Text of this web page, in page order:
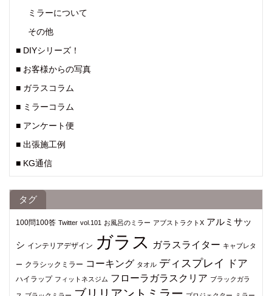
ミラーについて
その他
■ DIYシリーズ！
■ お客様からの写真
■ ガラスコラム
■ ミラーコラム
■ アンケート便
■ 出張施工例
■ KG通信
タグ
100問100答 Twitter vol.101 お風呂のミラー アブストラクトX アルミサッ
シ インテリアデザイン ガラス ガラスライター キャブレタ
ー クラシックミラー コーキング タオル ディスプレイ ドア
ハイラップ フィットネスジム フローラガラスクリア ブラックガラ